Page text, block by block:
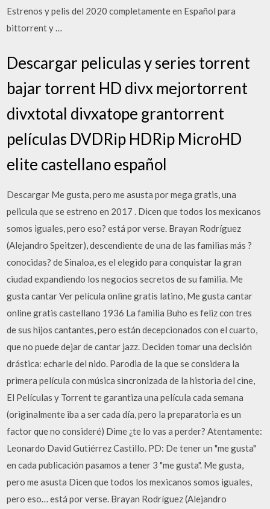
Estrenos y pelis del 2020 completamente en Español para
bittorrent y …
Descargar peliculas y series torrent
bajar torrent HD divx mejortorrent
divxtotal divxatope grantorrent
películas DVDRip HDRip MicroHD
elite castellano español
Descargar Me gusta, pero me asusta por mega gratis, una
pelicula que se estreno en 2017 . Dicen que todos los mexicanos
somos iguales, pero eso? está por verse. Brayan Rodríguez
(Alejandro Speitzer), descendiente de una de las familias más ?
conocidas? de Sinaloa, es el elegido para conquistar la gran
ciudad expandiendo los negocios secretos de su familia. Me
gusta cantar Ver película online gratis latino, Me gusta cantar
online gratis castellano 1936 La familia Buho es feliz con tres
de sus hijos cantantes, pero están decepcionados con el cuarto,
que no puede dejar de cantar jazz. Deciden tomar una decisión
drástica: echarle del nido. Parodia de la que se considera la
primera película con música sincronizada de la historia del cine,
El Películas y Torrent te garantiza una película cada semana
(originalmente iba a ser cada día, pero la preparatoria es un
factor que no consideré) Dime ¿te lo vas a perder? Atentamente:
Leonardo David Gutiérrez Castillo. PD: De tener un "me gusta"
en cada publicación pasamos a tener 3 "me gusta". Me gusta,
pero me asusta Dicen que todos los mexicanos somos iguales,
pero eso… está por verse. Brayan Rodríguez (Alejandro